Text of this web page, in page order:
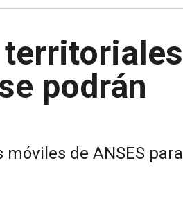
territoriales
podrán
de ANSES para